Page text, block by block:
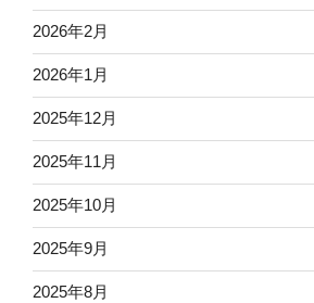
2026年2月
2026年1月
2025年12月
2025年11月
2025年10月
2025年9月
2025年8月